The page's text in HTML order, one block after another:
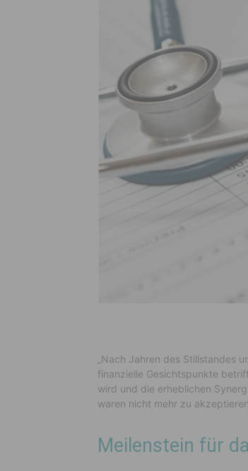
„Nach Jahren des Stillstandes
finanzielle Gesichtspunkte
wird und die erheblichen
waren nicht mehr zu
Meilenstein für